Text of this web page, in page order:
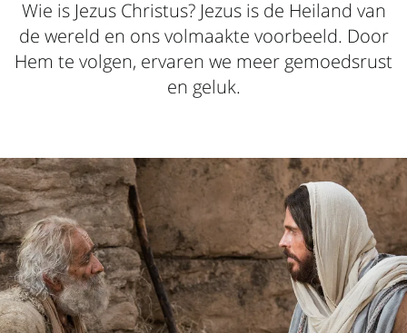
Wie is Jezus Christus? Jezus is de Heiland van
de wereld en ons volmaakte voorbeeld. Door
Hem te volgen, ervaren we meer gemoedsrust
en geluk.